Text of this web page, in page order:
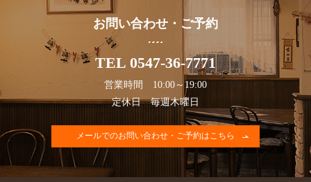
お問い合わせ・ご予約
TEL 0547-36-7771
営業時間 10:00～19:00
定休日 毎週木曜日
メールでのお問い合わせ・ご予約はこちら